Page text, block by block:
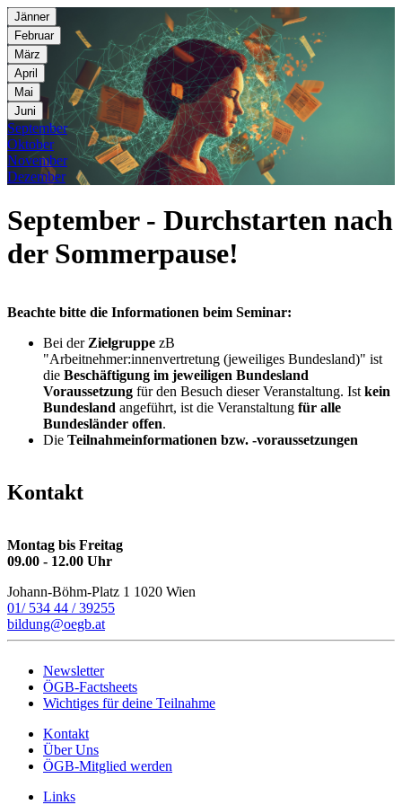
Jänner
Februar
März
April
Mai
Juni
September
Oktober
November
Dezember
September - Durchstarten nach
der Sommerpause!
Beachte bitte die Informationen beim Seminar:
Bei der Zielgruppe zB
"Arbeitnehmer:innenvertretung (jeweiliges Bundesland)" ist
die Beschäftigung im jeweiligen Bundesland
Voraussetzung für den Besuch dieser Veranstaltung. Ist kein
Bundesland angeführt, ist die Veranstaltung für alle
Bundesländer offen.
Die Teilnahmeinformationen bzw. -voraussetzungen
Kontakt
Montag bis Freitag
09.00 - 12.00 Uhr
Johann-Böhm-Platz 1 1020 Wien
01/ 534 44 / 39255
bildung@oegb.at
Newsletter
ÖGB-Factsheets
Wichtiges für deine Teilnahme
Kontakt
Über Uns
ÖGB-Mitglied werden
Links